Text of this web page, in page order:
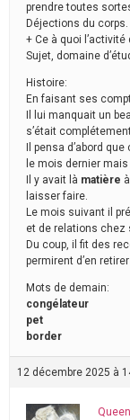
prendre toutes
Déjections du corps.
+ Ce à quoi
Sujet, domaine
Histoire:
En faisant ses
Il lui manquait un
s’était
Il pensa d’abord
le mois dernier
Il y avait là matière
laisser faire.
Le mois suivant il
et de relations chez
Du coup, il fit des
permirent d’en
Mots de demain:
congélateur
pet
border
12 décembre 2025 à